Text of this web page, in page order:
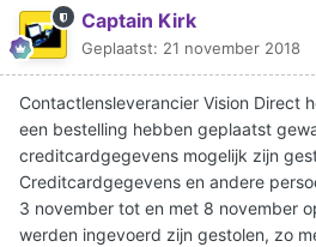
Captain Kirk
Geplaatst: 21 november 2018
Contactlensleverancier Vision Direct
een bestelling hebben geplaatst
creditcardgegevens mogelijk zijn
Creditcardgegevens en andere
3 november tot en met 8 november
werden ingevoerd zijn gestolen, zo